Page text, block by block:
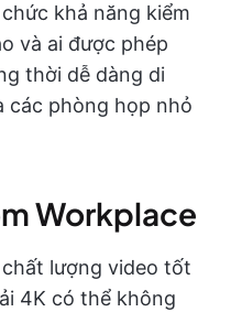
khả năng kiểm
và ai được phép
thời dễ dàng di
các phòng họp nhỏ
Workplace
lượng video tốt
4K có thể không